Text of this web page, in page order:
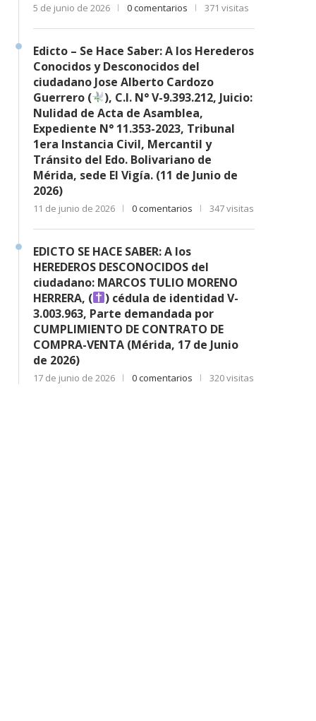
5 de junio de 2026 0 comentarios 371 visitas
Edicto – Se Hace Saber: A los Herederos
Conocidos y Desconocidos del
ciudadano Jose Alberto Cardozo
Guerrero (
), C.I. N° V-9.393.212, Juicio:
Nulidad de Acta de Asamblea,
Expediente N° 11.353-2023, Tribunal
1era Instancia Civil, Mercantil y
Tránsito del Edo. Bolivariano de
Mérida, sede El Vigía. (11 de Junio de
2026)
11 de junio de 2026 0 comentarios 347 visitas
EDICTO SE HACE SABER: A los
HEREDEROS DESCONOCIDOS del
ciudadano: MARCOS TULIO MORENO
HERRERA, (
) cédula de identidad V-
3.003.963, Parte demandada por
CUMPLIMIENTO DE CONTRATO DE
COMPRA-VENTA (Mérida, 17 de Junio
de 2026)
17 de junio de 2026 0 comentarios 320 visitas